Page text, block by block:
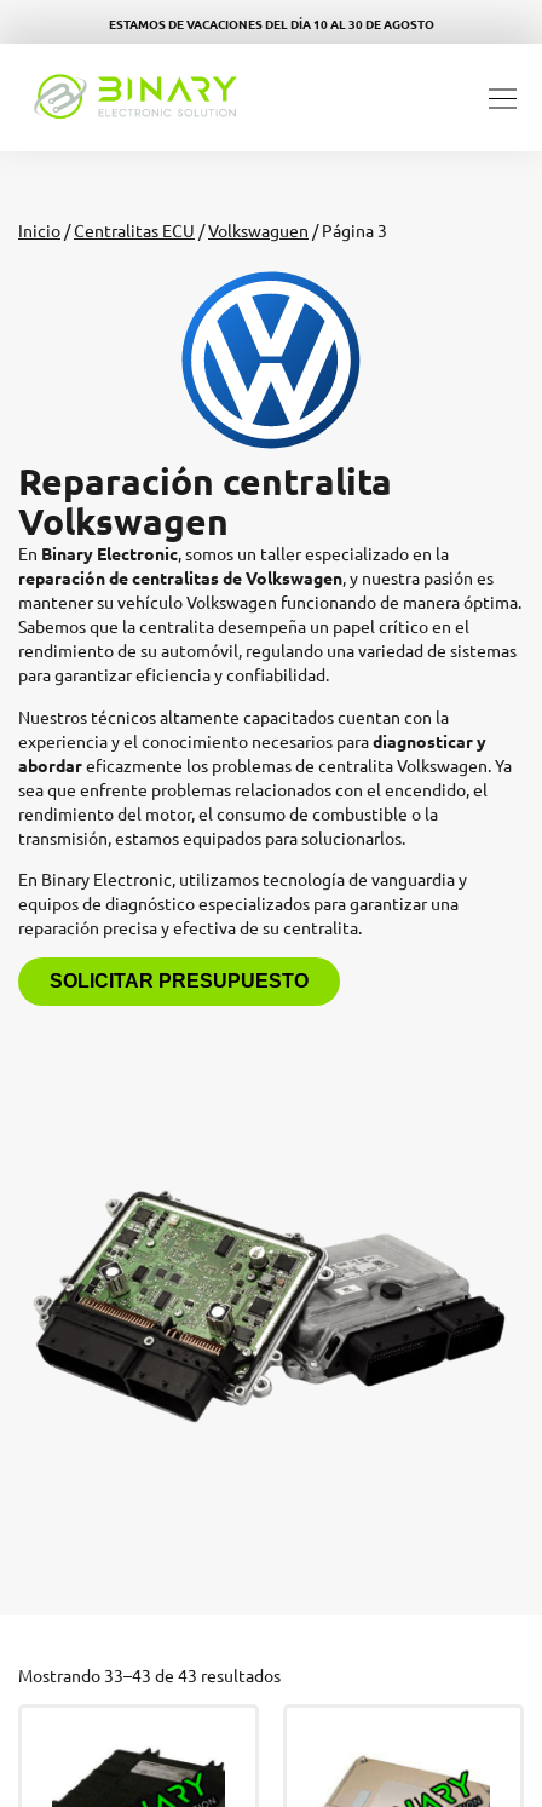
ESTAMOS DE VACACIONES DEL DÍA 10 AL 30 DE AGOSTO
Inicio /Centralitas ECU /Volkswaguen / Página 3
Reparación centralita
Volkswagen
En Binary Electronic, somos un taller especializado en la
reparación de centralitas de Volkswagen, y nuestra pasión es
mantener su vehículo Volkswagen funcionando de manera óptima.
Sabemos que la centralita desempeña un papel crítico en el
rendimiento de su automóvil, regulando una variedad de sistemas
para garantizar eficiencia y confiabilidad.
Nuestros técnicos altamente capacitados cuentan con la
experiencia y el conocimiento necesarios paradiagnosticar y
abordareficazmente los problemas de centralita Volkswagen. Ya
sea que enfrente problemas relacionados con el encendido, el
rendimiento del motor, el consumo de combustible o la
transmisión, estamos equipados para solucionarlos.
En Binary Electronic, utilizamos tecnología de vanguardia y
equipos de diagnóstico especializados para garantizar una
reparación precisa y efectiva de su centralita.
SOLICITAR PRESUPUESTO
Mostrando 33–43 de 43 resultados